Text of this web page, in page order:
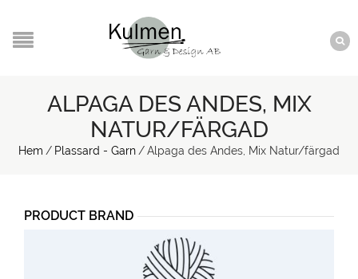
ALPAGA DES ANDES, MIX
NATUR/FÄRGAD
Hem / Plassard - Garn /Alpaga des Andes, Mix Natur/färgad
PRODUCT BRAND